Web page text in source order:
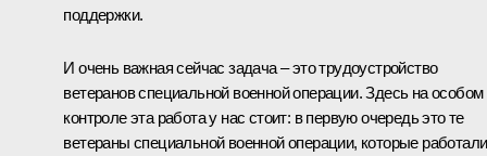
поддержки.
И очень важная сейчас задача – это трудоустройство
ветеранов специальной военной операции. Здесь на особом
контроле эта работа у нас стоит: в первую очередь это те
ветераны специальной военной операции, которые работали